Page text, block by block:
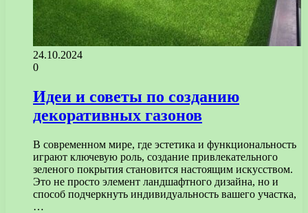
24.10.2024
0
Идеи и советы по созданию
декоративных газонов
В современном мире, где эстетика и функциональность
играют ключевую роль, создание привлекательного
зеленого покрытия становится настоящим искусством.
Это не просто элемент ландшафтного дизайна, но и
способ подчеркнуть индивидуальность вашего участка,
…